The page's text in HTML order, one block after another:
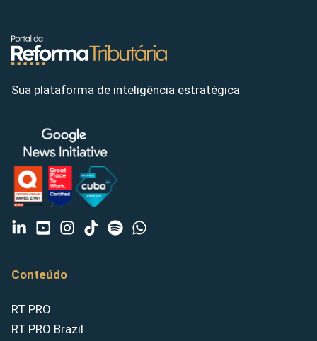
Sua plataforma de inteligência estratégica
Conteúdo
RT PRO
RT PRO Brazil